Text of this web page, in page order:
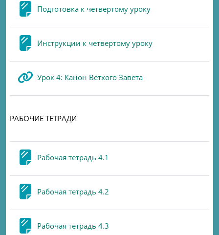
Подготовка к четвертому урокуPage
Инструкции к четвертому урокуPage
Урок 4: Канон Ветхого ЗаветаURL
РАБОЧИЕ ТЕТРАДИ
Рабочая тетрадь 4.1
Рабочая тетрадь 4.2
Рабочая тетрадь 4.3